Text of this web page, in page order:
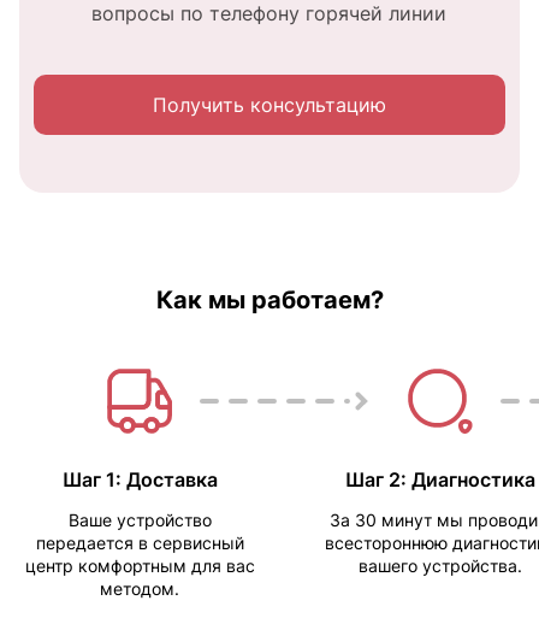
вопросы по телефону горячей линии
Получить консультацию
Как мы работаем?
Шаг 1: Доставка
Ваше устройство
передается в сервисный
центр комфортным для вас
методом.
Шаг 2: Диагностика
За 30 минут мы
всестороннюю
вашего устройства.